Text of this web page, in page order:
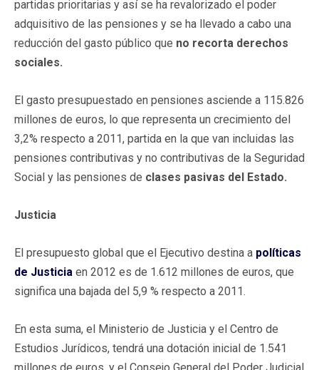
partidas prioritarias y así se ha revalorizado el poder
adquisitivo de las pensiones y se ha llevado a cabo una
reducción del gasto público que no recorta derechos
sociales.
El gasto presupuestado en pensiones asciende a 115.826
millones de euros, lo que representa un crecimiento del
3,2% respecto a 2011, partida en la que van incluidas las
pensiones contributivas y no contributivas de la Seguridad
Social y las pensiones de clases pasivas del Estado.
Justicia
El presupuesto global que el Ejecutivo destina a políticas
de Justicia en 2012 es de 1.612 millones de euros, que
significa una bajada del 5,9 % respecto a 2011.
En esta suma, el Ministerio de Justicia y el Centro de
Estudios Jurídicos, tendrá una dotación inicial de 1.541